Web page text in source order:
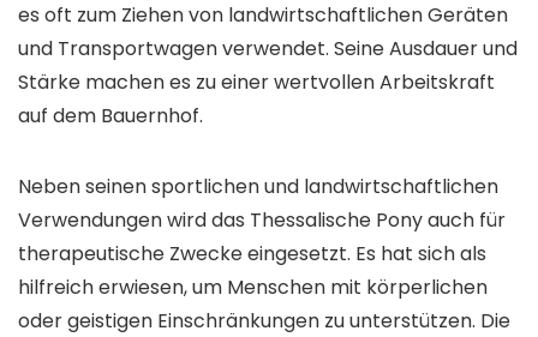
es oft zum Ziehen von landwirtschaftlichen Geräten
und Transportwagen verwendet. Seine Ausdauer und
Stärke machen es zu einer wertvollen Arbeitskraft
auf dem Bauernhof.
Neben seinen sportlichen und landwirtschaftlichen
Verwendungen wird das Thessalische Pony auch für
therapeutische Zwecke eingesetzt. Es hat sich als
hilfreich erwiesen, um Menschen mit körperlichen
oder geistigen Einschränkungen zu unterstützen. Die